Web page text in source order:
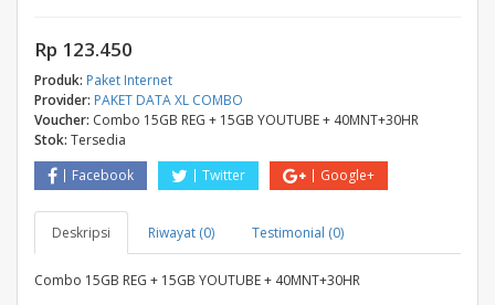
Rp 123.450
Produk: Paket Internet
Provider: PAKET DATA XL COMBO
Voucher: Combo 15GB REG + 15GB YOUTUBE + 40MNT+30HR
Stok: Tersedia
Facebook
Twitter Google+
Deskripsi Riwayat (0) Testimonial (0)
Combo 15GB REG + 15GB YOUTUBE + 40MNT+30HR